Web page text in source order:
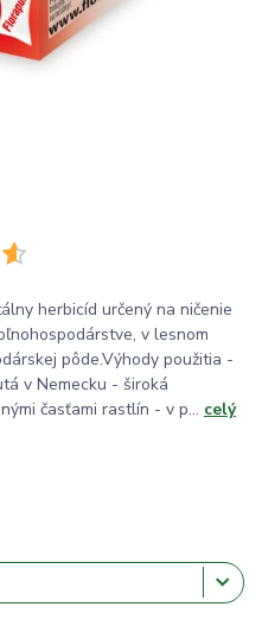
herbicíd určený na ničenie
v lesnom
pôde.Výhody použitia -
v Nemecku - široká
časťami rastlín - v p... celý